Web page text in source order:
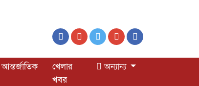
আন্তর্জাতিক
খেলার
খবর
অন্যান্য